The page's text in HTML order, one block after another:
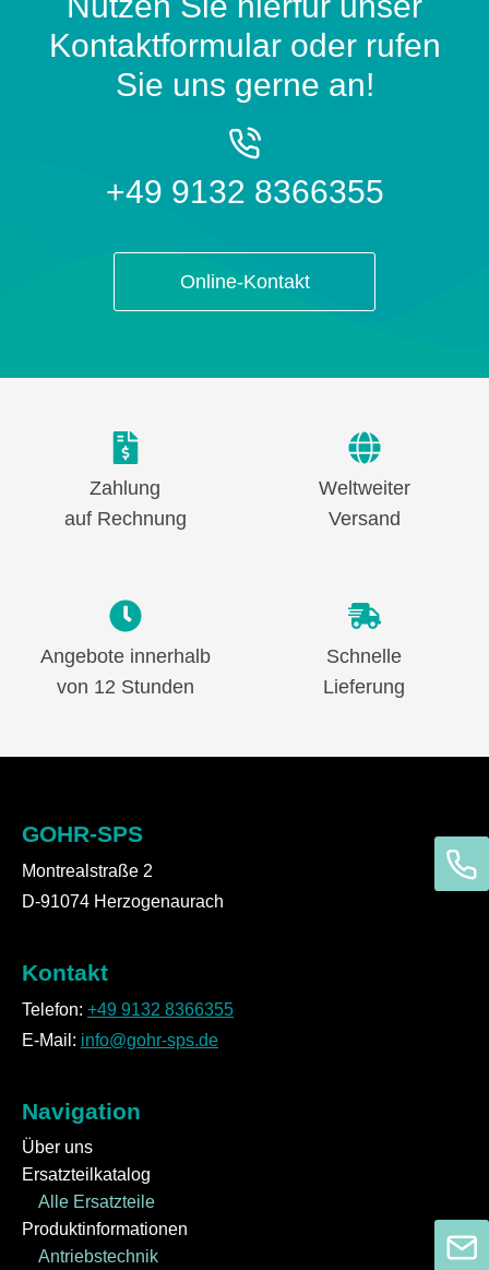
Kontaktformular oder rufen
Sie uns gerne an!
+49 9132 8366355
Online-Kontakt
Zahlung
auf Rechnung
Weltweiter
Versand
Angebote innerhalb
von 12 Stunden
Schnelle
Lieferung
GOHR-SPS
Montrealstraße 2
D-91074 Herzogenaurach
Kontakt
Telefon: +49 9132 8366355
E-Mail: info@gohr-sps.de
Navigation
Über uns
Ersatzteilkatalog
Alle Ersatzteile
Produktinformationen
Antriebstechnik